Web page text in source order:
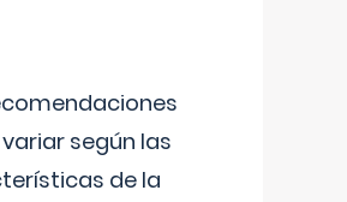
según las
de la